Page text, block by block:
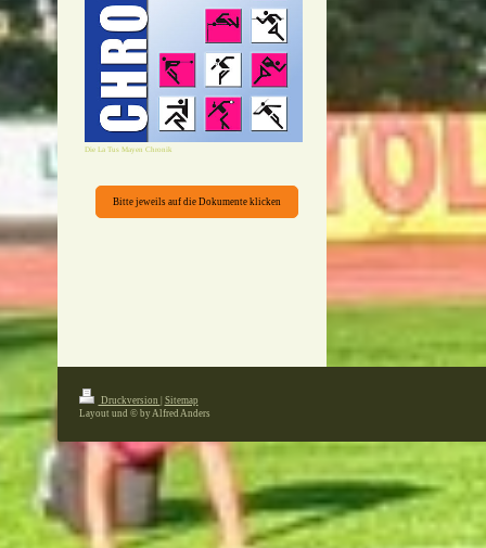
Die La Tus Mayen Chronik
Bitte jeweils auf die Dokumente klicken
Druckversion
Sitemap
Layout und © by Alfred Anders